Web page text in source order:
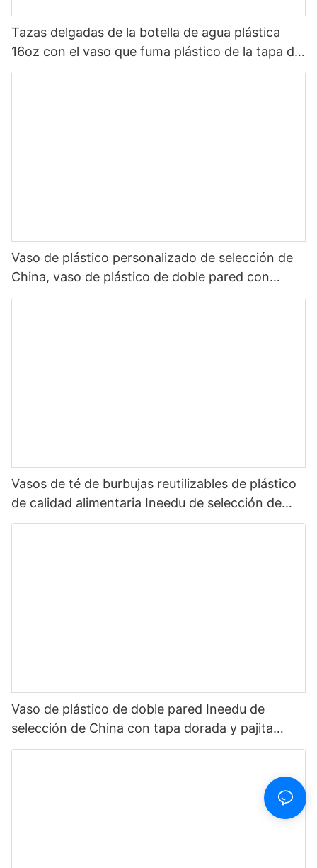
Tazas delgadas de la botella de agua plástica
16oz con el vaso que fuma plástico de la tapa de
la pared doble de la paja
Vaso de plástico personalizado de selección de
China, vaso de plástico de doble pared con
inserto de paja, papel de inserción de película de
Vasos de té de burbujas reutilizables de plástico
de calidad alimentaria Ineedu de selección de
China con pajita gorda de 14 mm
Vaso de plástico de doble pared Ineedu de
selección de China con tapa dorada y pajita
Piensa fabuloso, sé fabuloso